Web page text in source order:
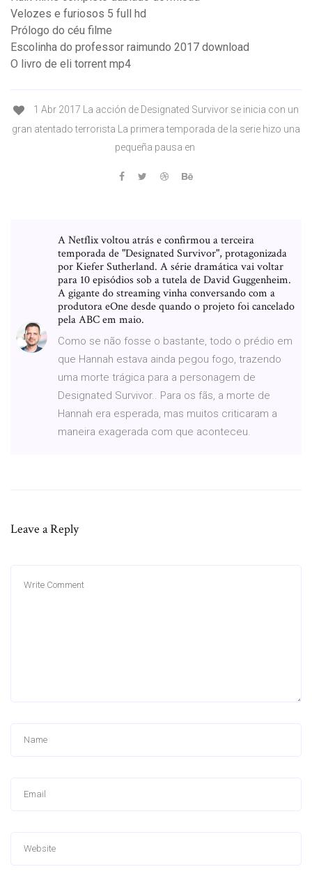
Velozes e furiosos 5 full hd
Prólogo do céu filme
Escolinha do professor raimundo 2017 download
O livro de eli torrent mp4
1 Abr 2017 La acción de Designated Survivor se inicia con un
gran atentado terrorista La primera temporada de la serie hizo una
pequeña pausa en
A Netflix voltou atrás e confirmou a terceira
temporada de "Designated Survivor", protagonizada
por Kiefer Sutherland. A série dramática vai voltar
para 10 episódios sob a tutela de David Guggenheim.
A gigante do streaming vinha conversando com a
produtora eOne desde quando o projeto foi cancelado
pela ABC em maio.
Como se não fosse o bastante, todo o prédio em
que Hannah estava ainda pegou fogo, trazendo
uma morte trágica para a personagem de
Designated Survivor.. Para os fãs, a morte de
Hannah era esperada, mas muitos criticaram a
maneira exagerada com que aconteceu.
Leave a Reply